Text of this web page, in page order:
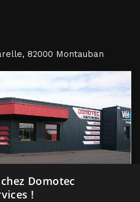
82000 Montauban
Domotec
!